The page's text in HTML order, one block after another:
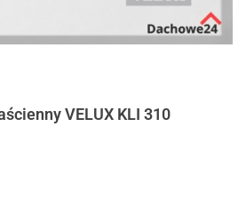
VELUX KLI 310